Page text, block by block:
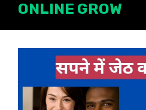
SkipONLINE GROW